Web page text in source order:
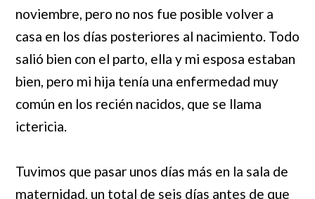
noviembre, pero no nos fue posible volver a
casa en los días posteriores al nacimiento. Todo
salió bien con el parto, ella y mi esposa estaban
bien, pero mi hija tenía una enfermedad muy
común en los recién nacidos, que se llama
ictericia.
Tuvimos que pasar unos días más en la sala de
maternidad, un total de seis días antes de que